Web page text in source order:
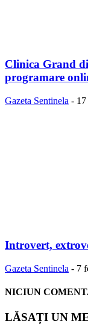
Clinica Grand
programare
Gazeta Sentinela -
Introvert,
Gazeta Sentinela - 7
NICIUN
LĂSAȚI UN